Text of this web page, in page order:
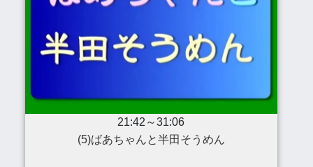
21:42～31:06
(5)ばあちゃんと半田そうめん